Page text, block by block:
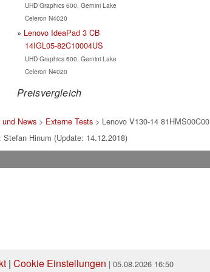
UHD Graphics 600, Gemini Lake
Celeron N4020
Lenovo IdeaPad 3 CB
14IGL05-82C10004US
UHD Graphics 600, Gemini Lake
Celeron N4020
Preisvergleich
News> Externe Tests> Lenovo V130-14 81HMS00C00
Stefan Hinum (Update: 14.12.2018)
| Cookie Einstellungen | 05.08.2026 16:50